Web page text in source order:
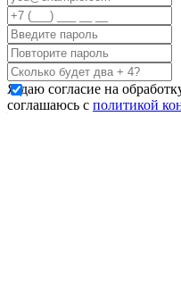
Я даю согласие на
соглашаюсь с политикой